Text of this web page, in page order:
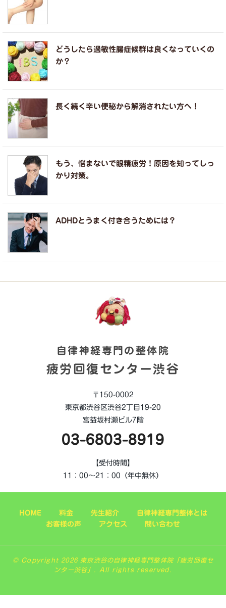
どうしたら過敏性腸症候群は良くなっていくの
か？
長く続く辛い便秘から解消されたい方へ！
もう、悩まないで眼精疲労！原因を知ってしっ
かり対策。
ADHDとうまく付き合うためには？
自律神経専門の整体院
疲労回復センター渋谷
〒150-0002
東京都渋谷区渋谷2丁目19-20
宮益坂村瀬ビル7階
03-6803-8919
【受付時間】
11：00～21：00（年中無休）
HOME 料金 先生紹介
自律神経専門整体とは
お客様の声
アクセス 問い合わせ
© Copyright 2026 東京渋谷の自律神経専門整体院「疲労回復セ
ンター渋谷」. All rights reserved.